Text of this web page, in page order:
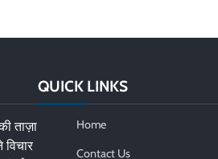
ताज़ा
QUICK LINKS
Home
Contact Us